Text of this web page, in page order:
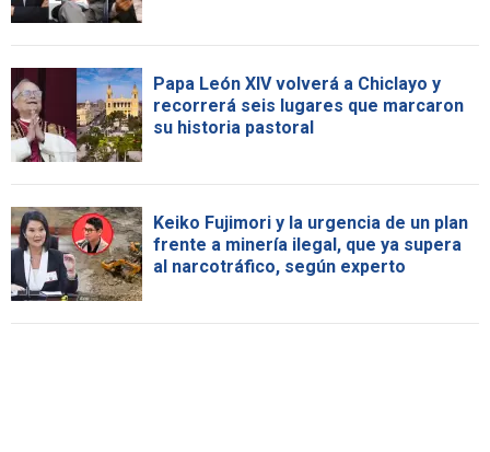
Papa León XIV volverá a Chiclayo y
recorrerá seis lugares que marcaron
su historia pastoral
Keiko Fujimori y la urgencia de un plan
frente a minería ilegal, que ya supera
al narcotráfico, según experto